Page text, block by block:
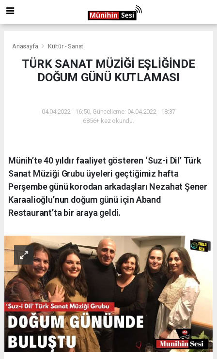
Anasayfa Kültür - Sanat
TÜRK SANAT MÜZİĞİ EŞLİĞİNDE
DOĞUM GÜNÜ KUTLAMASI
04.04.2022 - 16:50, Güncelleme: 04.04.2022 - 18:37
6856+ kez okundu.
Münih’te 40 yıldır faaliyet gösteren ‘Suz-i Dil’ Türk
Sanat Müziği Grubu üyeleri geçtiğimiz hafta
Perşembe günü korodan arkadaşları Nezahat Şener
Karaalioğlu’nun doğum günü için Aband
Restaurant’ta bir araya geldi.